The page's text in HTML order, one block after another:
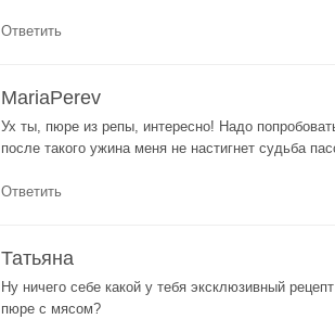
Ответить
MariaPerev
Ух ты, пюре из репы, интересно! Надо
после такого ужина меня не настигнет судьба
Ответить
Татьяна
Ну ничего себе какой у тебя эксклюзивный
пюре с мясом?